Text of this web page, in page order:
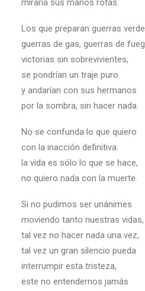
miraría sus manos rotas.
Los que preparan guerras
guerras de gas, guerras de
victorias sin sobrevivientes,
se pondrían un traje puro
y andarían con sus hermanos
por la sombra, sin hacer nada.
No se confunda lo que quiero
con la inacción definitiva:
la vida es sólo lo que se hace,
no quiero nada con la muerte.
Si no pudimos ser unánimes
moviendo tanto nuestras vidas,
tal vez no hacer nada una vez,
tal vez un gran silencio pueda
interrumpir esta tristeza,
este no entendernos jamás